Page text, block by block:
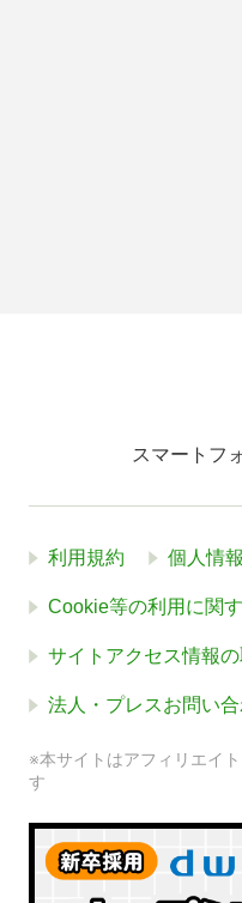
スマートフ
利用規約 個人情
Cookie等の利用に関
サイトアクセス情報
法人・プレスお問い
※本サイトはアフィリエイ
す